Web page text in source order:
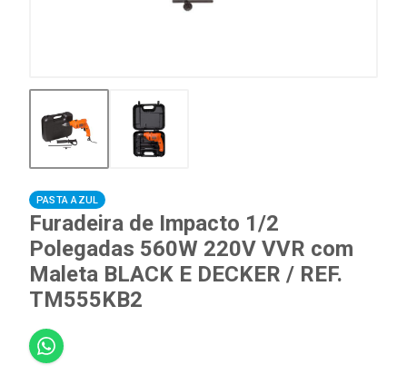
PASTA AZUL
Furadeira de Impacto 1/2
Polegadas 560W 220V VVR com
Maleta BLACK E DECKER / REF.
TM555KB2